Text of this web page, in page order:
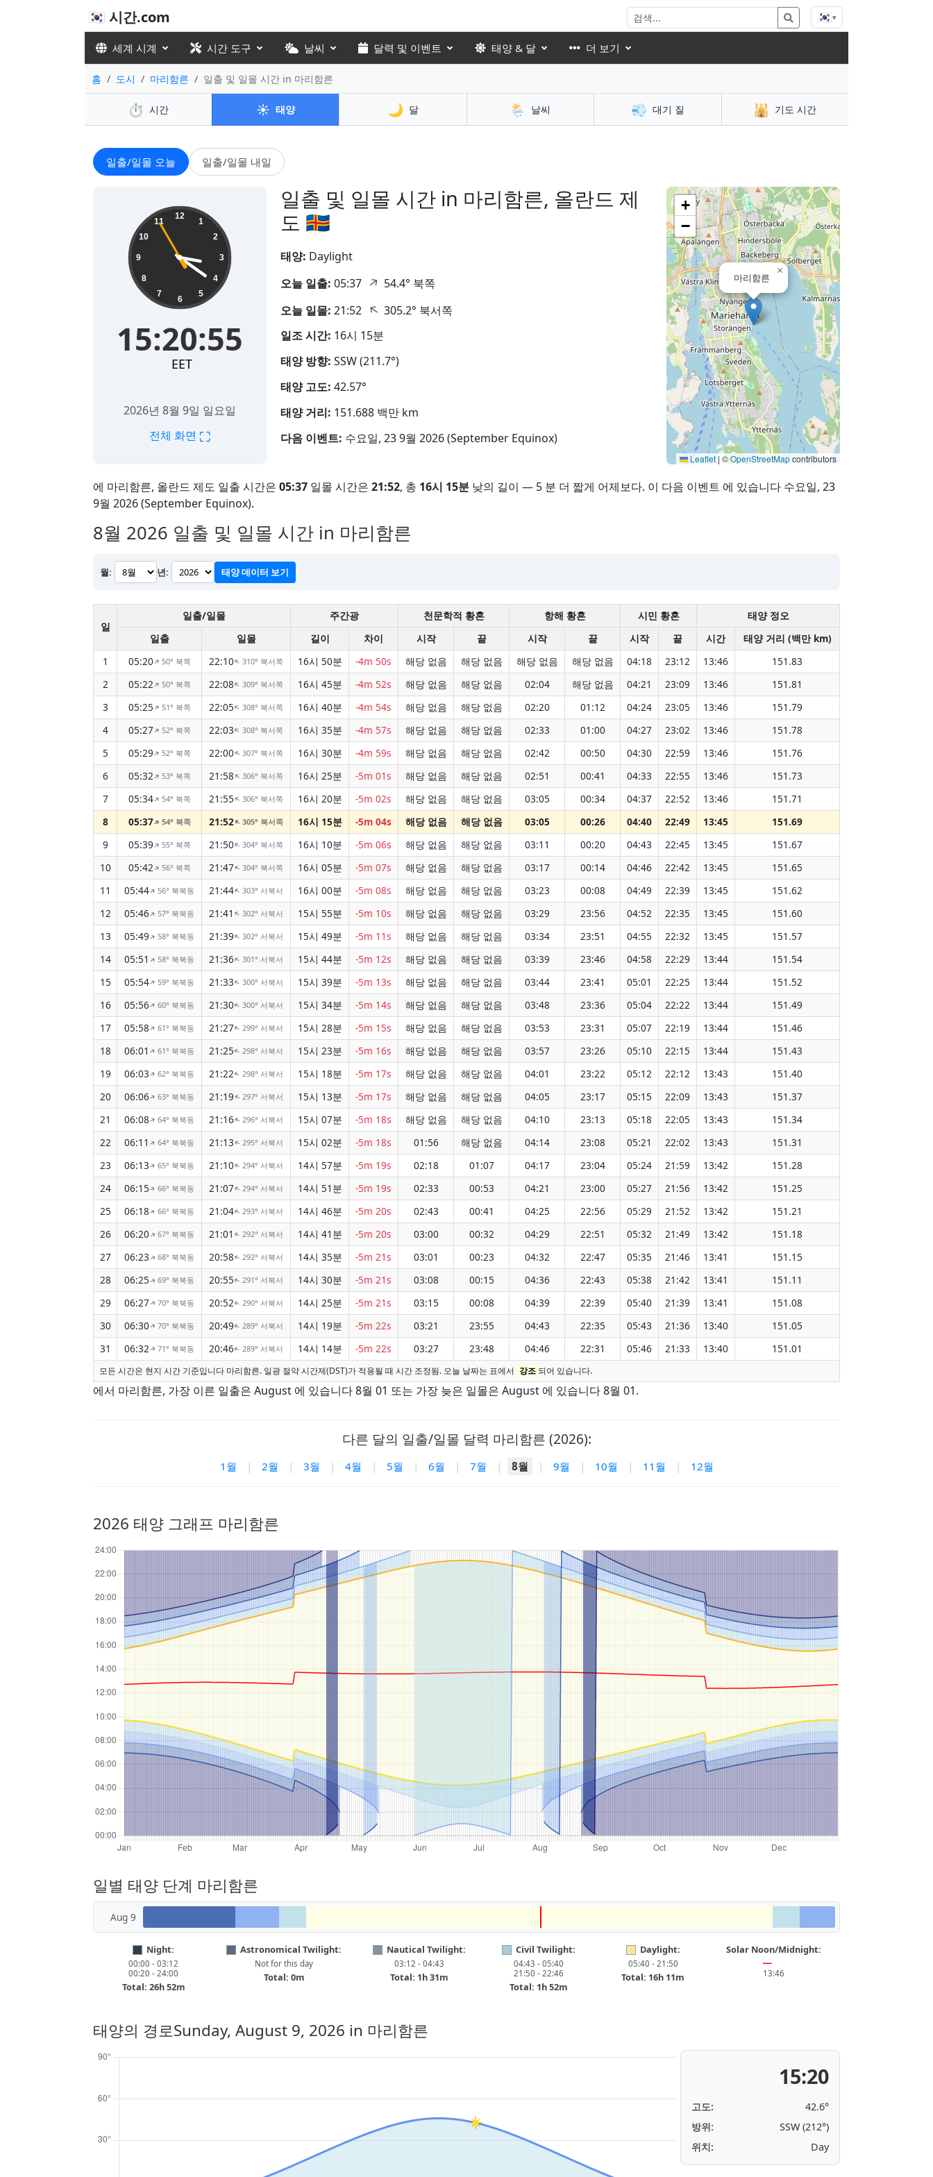
🇰🇷 시간.com 🇰🇷▾
세계 시계 시간 도구 날씨 달력 및 이벤트 태양 & 달 더 보기
홈 도시 마리함른 일출 및 일몰 시간 in 마리함른
⏱️ 시간 ☀️ 태양 🌙 달 🌦️ 날씨 💨 대기 질 🕌 기도 시간
일출/일몰 오늘 일출/일몰 내일
일출 및 일몰 시간 in 마리함른, 올란드 제
도 🇦🇽
15:20:56 12
1
2
3
4
5
6
7
8
9
10
11
15:20:56
EET
2026년 8월 9일 일요일
전체 화면 ⛶
태양: Daylight
오늘 일출: 05:37 ↑ 54.4° 북쪽
오늘 일몰: 21:52 ↑305.2° 북서쪽
일조 시간: 16시 15분
태양 방향: SSW (211.7°)
태양 고도: 42.57°
태양 거리: 151.688 백만 km
다음 이벤트: 수요일, 23 9월 2026 (September Equinox)
마리함른
×
+
−
Leaflet | ©OpenStreetMapcontributors
에 마리함른, 올란드 제도 일출 시간은 05:37 일몰 시간은 21:52, 총 16시 15분 낮의 길이 — 5 분 더 짧게 어제보다. 이 다음 이벤트 에 있습니다 수요일, 23
9월 2026 (September Equinox).
8월 2026 일출 및 일몰 시간 in 마리함른
월: 년: 태양 데이터 보기
일
일출/일몰 주간광 천문학적 황혼 항해 황혼 시민 황혼
태양 정오
일출
일몰 길이 차이 시작 끝 시작 끝 시작 끝 시간
태양 거리 (백만 km)
1
05:20↑ 50° 북쪽 22:10↑310° 북서쪽 16시 50분 -4m 50s 해당 없음 해당 없음 해당 없음 해당 없음 04:18 23:12 13:46
151.83
2
05:22↑ 50° 북쪽 22:08↑309° 북서쪽 16시 45분 -4m 52s 해당 없음 해당 없음 02:04 해당 없음 04:21 23:09 13:46
151.81
3
05:25↑ 51° 북쪽 22:05↑308° 북서쪽 16시 40분 -4m 54s 해당 없음 해당 없음 02:20 01:12 04:24 23:05 13:46
151.79
4
05:27↑ 52° 북쪽 22:03↑308° 북서쪽 16시 35분 -4m 57s 해당 없음 해당 없음 02:33 01:00 04:27 23:02 13:46
151.78
5
05:29↑ 52° 북쪽 22:00↑307° 북서쪽 16시 30분 -4m 59s 해당 없음 해당 없음 02:42 00:50 04:30 22:59 13:46
151.76
6
05:32↑ 53° 북쪽 21:58↑306° 북서쪽 16시 25분 -5m 01s 해당 없음 해당 없음 02:51 00:41 04:33 22:55 13:46
151.73
7
05:34↑ 54° 북쪽 21:55↑306° 북서쪽 16시 20분 -5m 02s 해당 없음 해당 없음 03:05 00:34 04:37 22:52 13:46
151.71
8
05:37↑ 54° 북쪽 21:52↑305° 북서쪽 16시 15분 -5m 04s 해당 없음 해당 없음 03:05 00:26 04:40 22:49 13:45
151.69
9
05:39↑ 55° 북쪽 21:50↑304° 북서쪽 16시 10분 -5m 06s 해당 없음 해당 없음 03:11 00:20 04:43 22:45 13:45
151.67
10
05:42↑ 56° 북쪽 21:47↑304° 북서쪽 16시 05분 -5m 07s 해당 없음 해당 없음 03:17 00:14 04:46 22:42 13:45
151.65
11
05:44↑56° 북북동 21:44↑303° 서북서 16시 00분 -5m 08s 해당 없음 해당 없음 03:23 00:08 04:49 22:39 13:45
151.62
12
05:46↑57° 북북동 21:41↑302° 서북서 15시 55분 -5m 10s 해당 없음 해당 없음 03:29 23:56 04:52 22:35 13:45
151.60
13
05:49↑58° 북북동 21:39↑302° 서북서 15시 49분 -5m 11s 해당 없음 해당 없음 03:34 23:51 04:55 22:32 13:45
151.57
14
05:51↑58° 북북동 21:36↑301° 서북서 15시 44분 -5m 12s 해당 없음 해당 없음 03:39 23:46 04:58 22:29 13:44
151.54
15
05:54↑59° 북북동 21:33↑300° 서북서 15시 39분 -5m 13s 해당 없음 해당 없음 03:44 23:41 05:01 22:25 13:44
151.52
16
05:56↑60° 북북동 21:30↑300° 서북서 15시 34분 -5m 14s 해당 없음 해당 없음 03:48 23:36 05:04 22:22 13:44
151.49
17
05:58↑61° 북북동 21:27↑299° 서북서 15시 28분 -5m 15s 해당 없음 해당 없음 03:53 23:31 05:07 22:19 13:44
151.46
18
06:01 ↑61° 북북동 21:25↑298° 서북서 15시 23분 -5m 16s 해당 없음 해당 없음 03:57 23:26 05:10 22:15 13:44
151.43
19
06:03↑62° 북북동 21:22↑298° 서북서 15시 18분 -5m 17s 해당 없음 해당 없음 04:01 23:22 05:12 22:12 13:43
151.40
20
06:06↑63° 북북동 21:19↑297° 서북서 15시 13분 -5m 17s 해당 없음 해당 없음 04:05 23:17 05:15 22:09 13:43
151.37
21
06:08↑64° 북북동 21:16↑296° 서북서 15시 07분 -5m 18s 해당 없음 해당 없음 04:10 23:13 05:18 22:05 13:43
151.34
22
06:11 ↑64° 북북동 21:13↑295° 서북서 15시 02분 -5m 18s 01:56 해당 없음 04:14 23:08 05:21 22:02 13:43
151.31
23
06:13↑65° 북북동 21:10↑294° 서북서 14시 57분 -5m 19s 02:18 01:07 04:17 23:04 05:24 21:59 13:42
151.28
24
06:15↑66° 북북동 21:07↑294° 서북서 14시 51분 -5m 19s 02:33 00:53 04:21 23:00 05:27 21:56 13:42
151.25
25
06:18↑66° 북북동 21:04↑293° 서북서 14시 46분 -5m 20s 02:43 00:41 04:25 22:56 05:29 21:52 13:42
151.21
26
06:20↑67° 북북동 21:01 ↑ 292° 서북서 14시 41분 -5m 20s 03:00 00:32 04:29 22:51 05:32 21:49 13:42
151.18
27
06:23↑68° 북북동 20:58↑ 292° 서북서 14시 35분 -5m 21s 03:01 00:23 04:32 22:47 05:35 21:46 13:41
151.15
28
06:25↑69° 북북동 20:55↑ 291° 서북서 14시 30분 -5m 21s 03:08 00:15 04:36 22:43 05:38 21:42 13:41
151.11
29
06:27↑70° 북북동 20:52↑ 290° 서북서 14시 25분 -5m 21s 03:15 00:08 04:39 22:39 05:40 21:39 13:41
151.08
30
06:30↑70° 북북동 20:49↑ 289° 서북서 14시 19분 -5m 22s 03:21 23:55 04:43 22:35 05:43 21:36 13:40
151.05
31
06:32↑71° 북북동 20:46↑ 289° 서북서 14시 14분 -5m 22s 03:27 23:48 04:46 22:31 05:46 21:33 13:40 151.01
모든 시간은 현지 시간 기준입니다 마리함른. 일광 절약 시간제(DST)가 적용될 때 시간 조정됨. 오늘 날짜는 표에서 강조 되어 있습니다.
에서 마리함른, 가장 이른 일출은 August 에 있습니다 8월 01 또는 가장 늦은 일몰은 August 에 있습니다 8월 01.
다른 달의 일출/일몰 달력 마리함른 (2026):
1월 | 2월 | 3월 | 4월 | 5월 | 6월 | 7월 | 8월 | 9월 | 10월 | 11월 | 12월
2026 태양 그래프 마리함른
일별 태양 단계 마리함른
Aug 9
Night:
00:00 - 03:12
00:20 - 24:00
Total: 26h 52m
Astronomical Twilight:
Not for this day
Total: 0m
Nautical Twilight:
03:12 - 04:43
Total: 1h 31m
Civil Twilight:
04:43 - 05:40
21:50 - 22:46
Total: 1h 52m
Daylight:
05:40 - 21:50
Total: 16h 11m
Solar Noon/Midnight:
━
13:46
태양의 경로Sunday, August 9, 2026 in 마리함른
15:20
고도:
42.6°
방위:
SSW (212°)
위치:
Day